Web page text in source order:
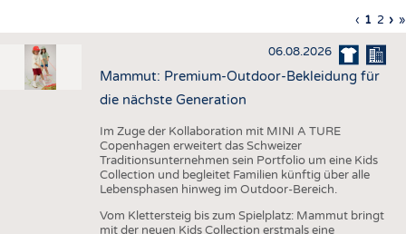
TESTS
AUSSCHREIBUNGEN
DTV AUSSCHREIBUNGSDIENST
FAKTEN
STATISTICS
TERMINE
Seitennummerierung
Seite
‹
Seite
1 Seite
2 › »
06.08.2026
Mammut: Premium-Outdoor-Bekleidung für
die nächste Generation
Im Zuge der Kollaboration mit MINI A TURE
Copenhagen erweitert das Schweizer
Traditionsunternehmen sein Portfolio um eine Kids
Collection und begleitet Familien künftig über alle
Lebensphasen hinweg im Outdoor-Bereich.
Vom Klettersteig bis zum Spielplatz: Mammut bringt
mit der neuen Kids Collection erstmals eine